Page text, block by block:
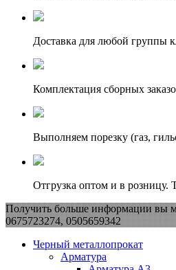
Доставка для любой группы
Комплектация сборных
Выполняем порезку (газ,
Отгрузка оптом и в розницу.
Получить больше информации вы
0675723274, 0505659342
Черный металлопрокат
Арматура